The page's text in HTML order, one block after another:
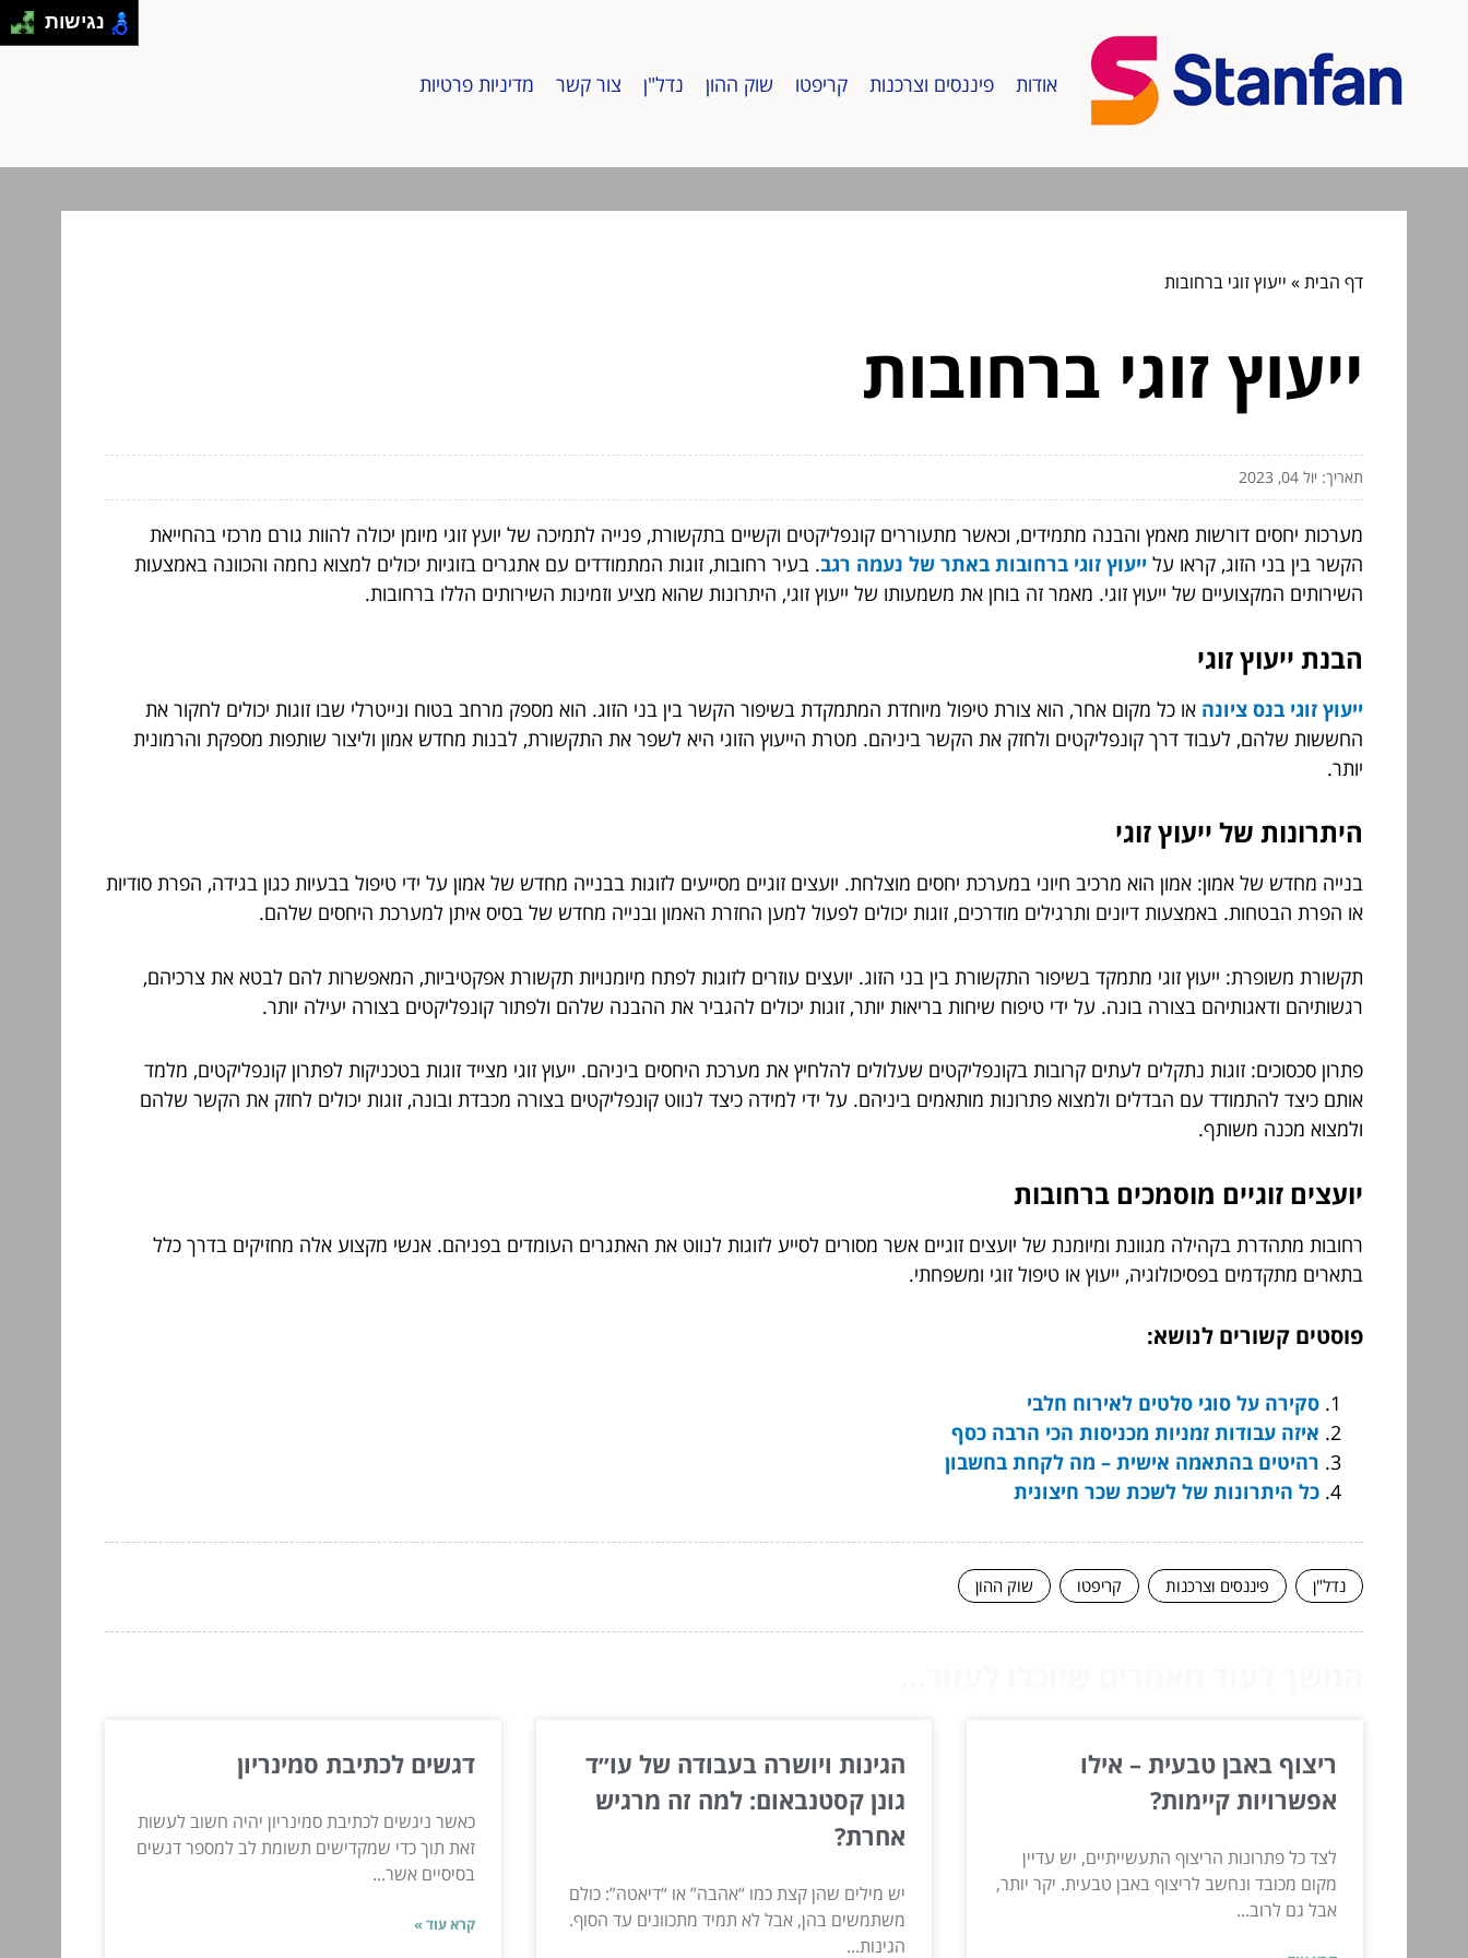
אודות פיננסים וצרכנות קריפטו שוק ההון נדל"ן צור קשר מדיניות פרטיות
דף הבית» ייעוץ זוגי ברחובות
ייעוץ זוגי ברחובות
תאריך: יול 04, 2023
מערכות יחסים דורשות מאמץ והבנה מתמידים, וכאשר מתעוררים קונפליקטים וקשיים בתקשורת, פנייה לתמיכה של יועץ זוגי מיומן יכולה להוות גורם מרכזי בהחייאת
הקשר בין בני הזוג, קראו על ייעוץ זוגי ברחובות באתר של נעמה רגב. בעיר רחובות, זוגות המתמודדים עם אתגרים בזוגיות יכולים למצוא נחמה והכוונה באמצעות
השירותים המקצועיים של ייעוץ זוגי. מאמר זה בוחן את משמעותו של ייעוץ זוגי, היתרונות שהוא מציע וזמינות השירותים הללו ברחובות.
הבנת ייעוץ זוגי
ייעוץ זוגי בנס ציונה או כל מקום אחר, הוא צורת טיפול מיוחדת המתמקדת בשיפור הקשר בין בני הזוג. הוא מספק מרחב בטוח ונייטרלי שבו זוגות יכולים לחקור את
החששות שלהם, לעבוד דרך קונפליקטים ולחזק את הקשר ביניהם. מטרת הייעוץ הזוגי היא לשפר את התקשורת, לבנות מחדש אמון וליצור שותפות מספקת והרמונית
יותר.
היתרונות של ייעוץ זוגי
בנייה מחדש של אמון: אמון הוא מרכיב חיוני במערכת יחסים מוצלחת. יועצים זוגיים מסייעים לזוגות בבנייה מחדש של אמון על ידי טיפול בבעיות כגון בגידה, הפרת סודיות
או הפרת הבטחות. באמצעות דיונים ותרגילים מודרכים, זוגות יכולים לפעול למען החזרת האמון ובנייה מחדש של בסיס איתן למערכת היחסים שלהם.
תקשורת משופרת: ייעוץ זוגי מתמקד בשיפור התקשורת בין בני הזוג. יועצים עוזרים לזוגות לפתח מיומנויות תקשורת אפקטיביות, המאפשרות להם לבטא את צרכיהם,
רגשותיהם ודאגותיהם בצורה בונה. על ידי טיפוח שיחות בריאות יותר, זוגות יכולים להגביר את ההבנה שלהם ולפתור קונפליקטים בצורה יעילה יותר.
פתרון סכסוכים: זוגות נתקלים לעתים קרובות בקונפליקטים שעלולים להלחיץ את מערכת היחסים ביניהם. ייעוץ זוגי מצייד זוגות בטכניקות לפתרון קונפליקטים, מלמד
אותם כיצד להתמודד עם הבדלים ולמצוא פתרונות מותאמים ביניהם. על ידי למידה כיצד לנווט קונפליקטים בצורה מכבדת ובונה, זוגות יכולים לחזק את הקשר שלהם
ולמצוא מכנה משותף.
יועצים זוגיים מוסמכים ברחובות
רחובות מתהדרת בקהילה מגוונת ומיומנת של יועצים זוגיים אשר מסורים לסייע לזוגות לנווט את האתגרים העומדים בפניהם. אנשי מקצוע אלה מחזיקים בדרך כלל
בתארים מתקדמים בפסיכולוגיה, ייעוץ או טיפול זוגי ומשפחתי.
פוסטים קשורים לנושא:
סקירה על סוגי סלטים לאירוח חלבי
איזה עבודות זמניות מכניסות הכי הרבה כסף
רהיטים בהתאמה אישית – מה לקחת בחשבון
כל היתרונות של לשכת שכר חיצונית
נדל"ן פיננסים וצרכנות קריפטו שוק ההון
ריצוף באבן טבעית – אילו
אפשרויות קיימות?
לצד כל פתרונות הריצוף התעשייתיים, יש עדיין
מקום מכובד ונחשב לריצוף באבן טבעית. יקר יותר,
אבל גם לרוב...
הגינות ויושרה בעבודה של עו״ד
גונן קסטנבאום: למה זה מרגיש
אחרת?
יש מילים שהן קצת כמו “אהבה” או “דיאטה”: כולם
משתמשים בהן, אבל לא תמיד מתכוונים עד הסוף.
הגינות...
דגשים לכתיבת סמינריון
כאשר ניגשים לכתיבת סמינריון יהיה חשוב לעשות
זאת תוך כדי שמקדישים תשומת לב למספר דגשים
בסיסיים אשר...
קרא עוד »
נגישות